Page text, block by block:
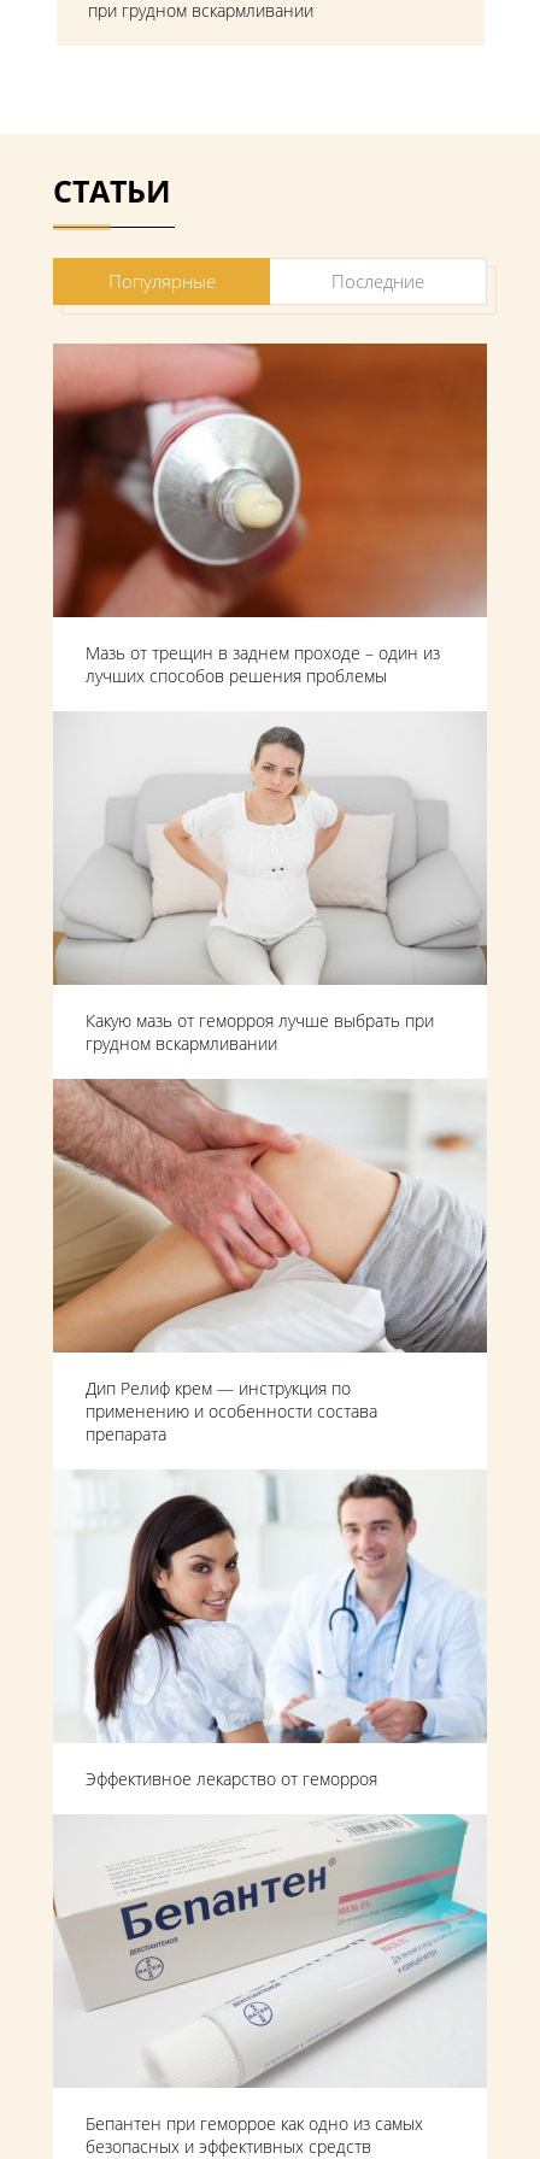
при грудном вскармливании
СТАТЬИ
Популярные Последние
Мазь от трещин в заднем проходе – один из
лучших способов решения проблемы
Какую мазь от геморроя лучше выбрать при
грудном вскармливании
Дип Релиф крем — инструкция по
применению и особенности состава
препарата
Эффективное лекарство от геморроя
Бепантен при геморрое как одно из самых
безопасных и эффективных средств